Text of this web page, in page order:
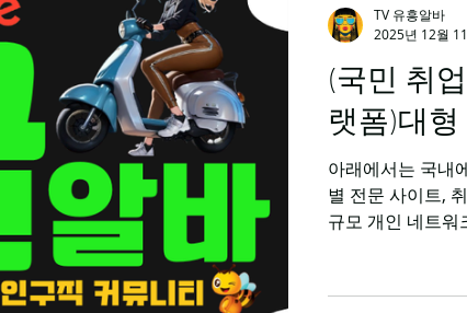
마사지 알바는 여
고 있다. 관리 스
보다 성실함·커
술형 부업으로 인
✔ 케어 중심✔ 테
(국민 취
랫폼)대
아래에서는 국내
별 전문 사이트,
규모 개인 네트워
때문에 안전하게
TV 유흥알바
2025년 12월